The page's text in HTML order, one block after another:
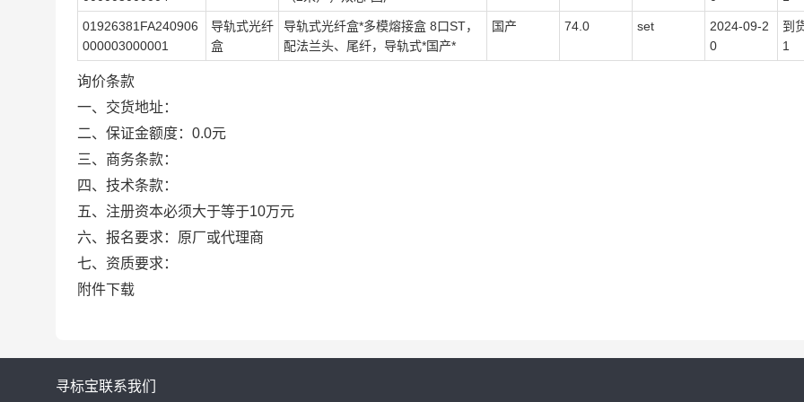
01926381FA240906
000003000001
导轨式光纤
盒
导轨式光纤盒*多模熔接盒 8口ST，
配法兰头、尾纤，导轨式*国产*
国产 74.0 set
2024-09-2
0
到
1
询价条款
一、交货地址：
二、保证金额度：0.0元
三、商务条款：
四、技术条款：
五、注册资本必须大于等于10万元
六、报名要求：原厂或代理商
七、资质要求：
附件下载
寻标宝联系我们